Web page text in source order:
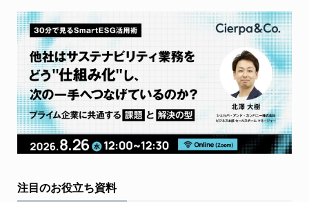
注目のお役立ち資料